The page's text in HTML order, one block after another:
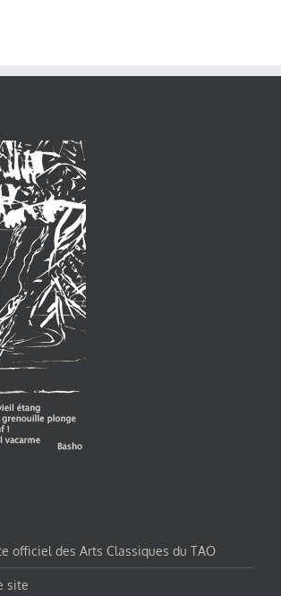
officiel des Arts Classiques du TAO
site